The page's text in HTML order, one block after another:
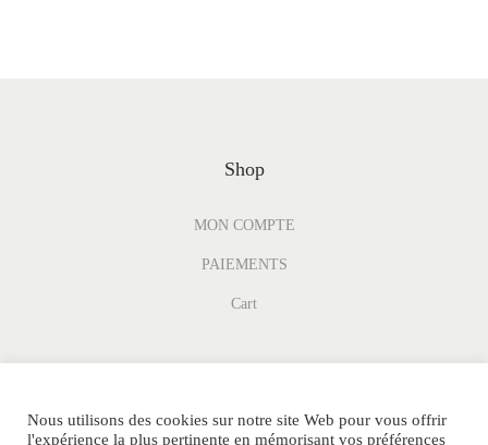
Shop
MON COMPTE
PAIEMENTS
Cart
Nous utilisons des cookies sur notre site Web pour vous offrir
l'expérience la plus pertinente en mémorisant vos préférences